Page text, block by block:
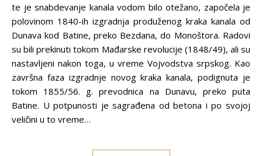
te je snabdevanje kanala vodom bilo otežano, započela je
polovinom 1840-ih izgradnja produženog kraka kanala od
Dunava kod Batine, preko Bezdana, do Monoštora. Radovi
su bili prekinuti tokom Mađarske revolucije (1848/49), ali su
nastavljeni nakon toga, u vreme Vojvodstva srpskog. Kao
završna faza izgradnje novog kraka kanala, podignuta je
tokom 1855/56. g. prevodnica na Dunavu, preko puta
Batine. U potpunosti je sagrađena od betona i po svojoj
veličini u to vreme…